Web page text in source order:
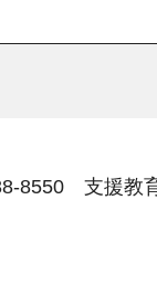
8550 支援教